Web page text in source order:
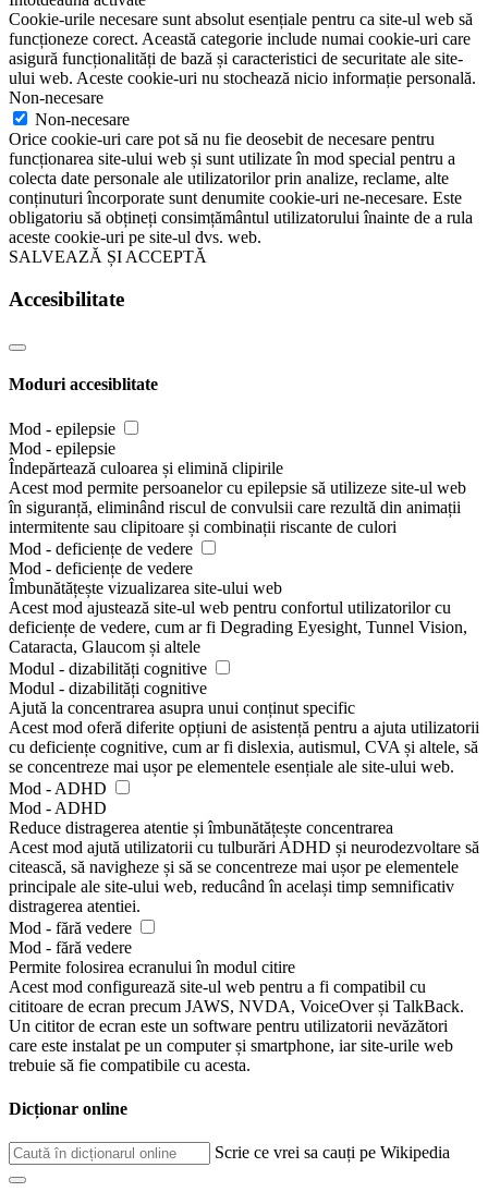
Cookie-urile necesare sunt absolut esențiale pentru ca site-ul web să
funcționeze corect. Această categorie include numai cookie-uri care
asigură funcționalități de bază și caracteristici de securitate ale site-
ului web. Aceste cookie-uri nu stochează nicio informație personală.
Non-necesare
Non-necesare
Orice cookie-uri care pot să nu fie deosebit de necesare pentru
funcționarea site-ului web și sunt utilizate în mod special pentru a
colecta date personale ale utilizatorilor prin analize, reclame, alte
conținuturi încorporate sunt denumite cookie-uri ne-necesare. Este
obligatoriu să obțineți consimțământul utilizatorului înainte de a rula
aceste cookie-uri pe site-ul dvs. web.
SALVEAZĂ ȘI ACCEPTĂ
Accesibilitate
Moduri accesiblitate
Mod - epilepsie
Mod - epilepsie
Îndepărtează culoarea și elimină clipirile
Acest mod permite persoanelor cu epilepsie să utilizeze site-ul web
în siguranță, eliminând riscul de convulsii care rezultă din animații
intermitente sau clipitoare și combinații riscante de culori
Mod - deficiențe de vedere
Mod - deficiențe de vedere
Îmbunătățește vizualizarea site-ului web
Acest mod ajustează site-ul web pentru confortul utilizatorilor cu
deficiențe de vedere, cum ar fi Degrading Eyesight, Tunnel Vision,
Cataracta, Glaucom și altele
Modul - dizabilități cognitive
Modul - dizabilități cognitive
Ajută la concentrarea asupra unui conținut specific
Acest mod oferă diferite opțiuni de asistență pentru a ajuta utilizatorii
cu deficiențe cognitive, cum ar fi dislexia, autismul, CVA și altele, să
se concentreze mai ușor pe elementele esențiale ale site-ului web.
Mod - ADHD
Mod - ADHD
Reduce distragerea atentie și îmbunătățește concentrarea
Acest mod ajută utilizatorii cu tulburări ADHD și neurodezvoltare să
citească, să navigheze și să se concentreze mai ușor pe elementele
principale ale site-ului web, reducând în același timp semnificativ
distragerea atentiei.
Mod - fără vedere
Mod - fără vedere
Permite folosirea ecranului în modul citire
Acest mod configurează site-ul web pentru a fi compatibil cu
cititoare de ecran precum JAWS, NVDA, VoiceOver și TalkBack.
Un cititor de ecran este un software pentru utilizatorii nevăzători
care este instalat pe un computer și smartphone, iar site-urile web
trebuie să fie compatibile cu acesta.
Dicționar online
Scrie ce vrei sa cauți pe Wikipedia